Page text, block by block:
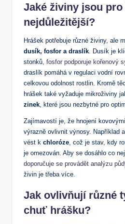
Jaké živiny jsou
nejdůležitější?
Hrášek potřebuje různé živiny, ale
dusík, fosfor a draslík . Dusík je
stonků, fosfor podporuje kořenový
draslík pomáhá v regulaci vodní
celkovou odolnost rostlin. Kromě
hrášek také vyžaduje mikroživiny
zinek , které jsou nezbytné pro
Zajímavostí je, že hnojení
výrazně ovlivnit výnosy. Například
vést k chloróze , což je stav, kdy
je omezován. Aby se dosáhlo co
doporučuje se provádět analýzu
živin je třeba více.
Jak ovlivňují různé
chuť hrášku?